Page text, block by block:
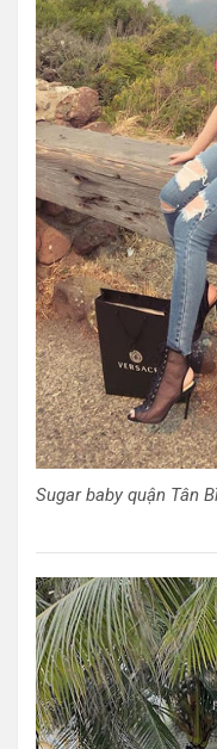
Sugar baby quận Tân